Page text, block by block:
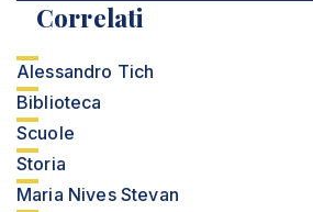
Correlati
Alessandro Tich
Biblioteca
Scuole
Storia
Maria Nives Stevan